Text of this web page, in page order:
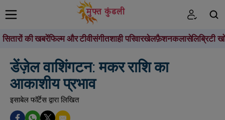
सितारों की खबरेंफिल्म और टीवीसंगीतशाही परिवारखेलफ़ैशनकलासेलिब्रिटी
डेंज़ेल वाशिंगटन: मकर राशि का
आकाशीय प्रभाव
इसाबेल फॉर्टेस द्वारा लिखित